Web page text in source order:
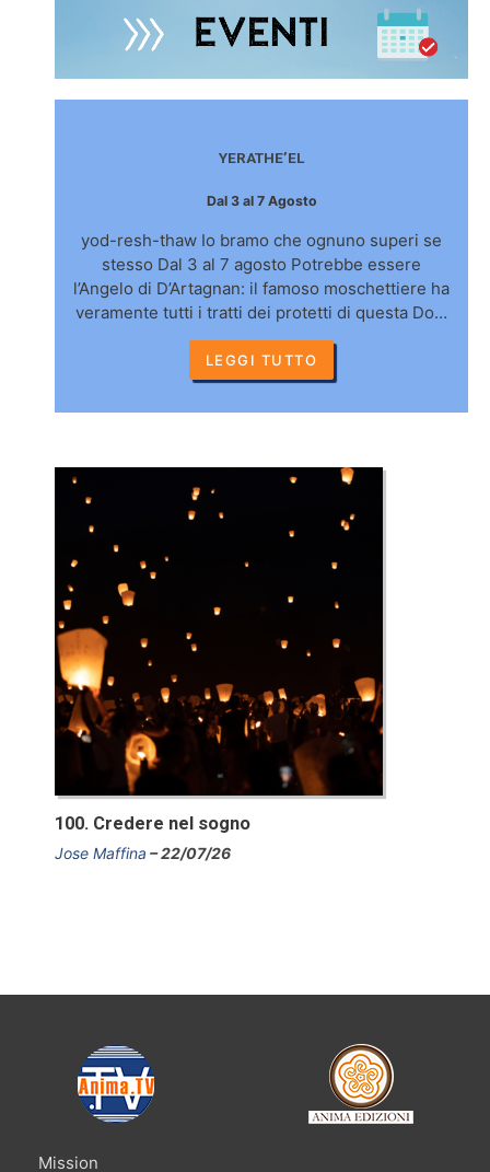
YERATHE’EL
Dal 3 al 7 Agosto
yod-resh-thaw Io bramo che ognuno superi se
stesso Dal 3 al 7 agosto Potrebbe essere
l’Angelo di D’Artagnan: il famoso moschettiere ha
veramente tutti i tratti dei protetti di questa Do…
LEGGI TUTTO
100. Credere nel sogno
Jose Maffina 22/07/26
Mission